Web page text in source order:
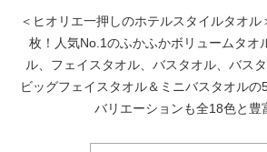
＜ヒオリエ一押しのホテルスタイルタオル
枚！人気No.1のふかふかボリュームタオ
ル、フェイスタオル、バスタオル、バス
ビッグフェイスタオル＆ミニバスタオルの
バリエーションも全18色と豊